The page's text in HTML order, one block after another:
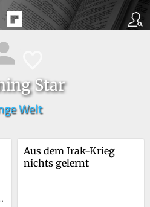
Star
Welt
Aus dem Irak-Krieg
nichts gelernt